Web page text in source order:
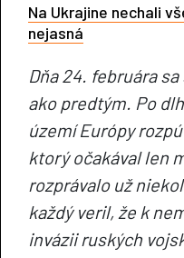
Na Ukrajine nechali
nejasná
Dňa 24. februára
ako predtým. Po
území Európy
ktorý očakával len
rozprávalo už
každý veril, že k
invázii ruských